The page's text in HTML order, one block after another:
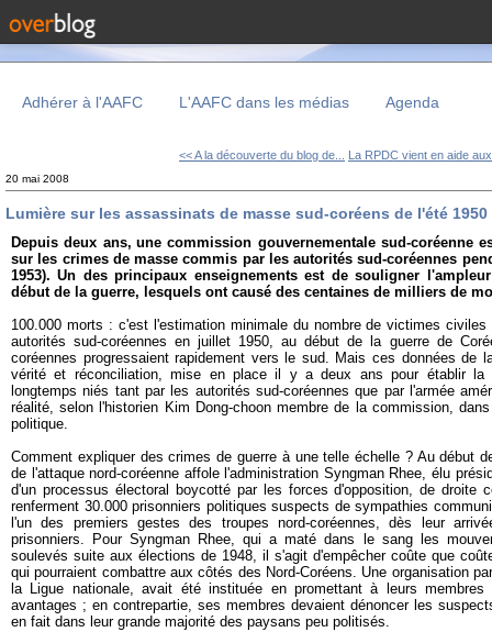
Adhérer à l'AAFC L'AAFC dans les médias Agenda
<< A la découverte du blog de... La RPDC vient en aide
20 mai 2008
Lumière sur les assassinats de masse sud-coréens de l'été 1950
Depuis deux ans, une commission gouvernementale sud-coréenne
sur les crimes de masse commis par les autorités sud-coréennes
1953). Un des principaux enseignements est de souligner
début de la guerre, lesquels ont causé des centaines de milliers de
100.000 morts : c'est l'estimation minimale du nombre de victimes
autorités sud-coréennes en juillet 1950, au début de la guerre de
coréennes progressaient rapidement vers le sud. Mais ces données de
vérité et réconciliation, mise en place il y a deux ans pour établir la
longtemps niés tant par les autorités sud-coréennes que par l'armée
réalité, selon l'historien Kim Dong-choon membre de la commission,
politique.
Comment expliquer des crimes de guerre à une telle échelle ? Au début
de l'attaque nord-coréenne affole l'administration Syngman Rhee, élu
d'un processus électoral boycotté par les forces d'opposition, de droite
renferment 30.000 prisonniers politiques suspects de sympathies
l'un des premiers gestes des troupes nord-coréennes, dès leur
prisonniers. Pour Syngman Rhee, qui a maté dans le sang les
soulevés suite aux élections de 1948, il s'agit d'empêcher coûte que
qui pourraient combattre aux côtés des Nord-Coréens. Une organisation
la Ligue nationale, avait été instituée en promettant à leurs
avantages ; en contrepartie, ses membres devaient dénoncer les
en fait dans leur grande majorité des paysans peu politisés.